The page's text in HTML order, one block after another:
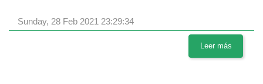
Sunday, 28 Feb 2021 23:29:34
Leer más